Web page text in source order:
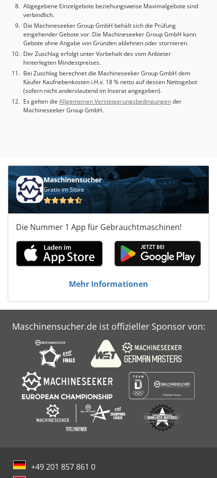
Abgegebene Einzelgebote beziehungsweise Maximalgebote sind
verbindlich.
Die Machineseeker Group GmbH behält sich die Prüfung
eingehender Gebote vor. Die Machineseeker Group GmbH kann
Gebote ohne Angabe von Gründen ablehnen oder stornieren.
Der Zuschlag erfolgt unter Vorbehalt des vom Anbieter
hinterlegten Mindestpreises.
Bei Zuschlag berechnet die Machineseeker Group GmbH dem
Käufer Kaufnebenkosten i.H.v. 18 % netto auf dessen Nettogebot
(sofern nicht anderslautend im Inserat angegeben).
Es gelten die Allgemeinen Versteigerungsbedingungender
Machineseeker Group GmbH.
Maschinensucher
Gratis im Store
Die Nummer 1 App für Gebrauchtmaschinen!
Mehr Informationen
Maschinensucher.de ist offizieller Sponsor von:
+49 201 857 861 0